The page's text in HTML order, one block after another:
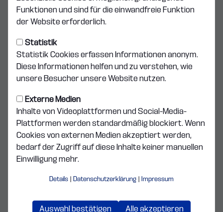
Funktionen und sind für die einwandfreie Funktion
der Website erforderlich.
Statistik
Statistik Cookies erfassen Informationen anonym.
Diese Informationen helfen und zu verstehen, wie
unsere Besucher unsere Website nutzen.
Externe Medien
Inhalte von Videoplattformen und Social-Media-
Plattformen werden standardmäßig blockiert. Wenn
Cookies von externen Medien akzeptiert werden,
bedarf der Zugriff auf diese Inhalte keiner manuellen
Einwilligung mehr.
Details | Datenschutzerklärung | Impressum
Auswahl bestätigen Alle akzeptieren
Maik Otto
Jerin Joy
Co-Trainer